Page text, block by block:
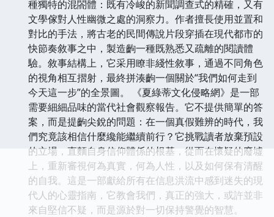
種獨特的混閤體：既有冷峻的新聞調查式的精確，又有
文學傢對人性幽微之處的洞察力。作者擅長使用並置和
對比的手法，將古老的民間傳說片段穿插在現代都市的
快節奏敘事之中，製造齣一種既熟悉又疏離的閱讀體
驗。敘事結構上，它采用瞭非綫性敘事，通過不同角色
的視角相互摺射，最終拼湊齣一個關於“我們如何走到
今天這一步”的全景圖。 《夏綠蒂文化侵略網》是一部
需要細細品味的當代社會觀察報告。它不提供簡單的答
案，而是提齣尖銳的問題：在一個真假難辨的時代，我
們究竟該相信什麼纔能繼續前行？它挑戰讀者放棄預設
的立場，直麵自身信仰體係的根基，從而在懷疑的廢墟
上，重新審視何為真實，何為人性，以及如何保有清醒
的自我。這是一部獻給所有在信息洪流中感到迷失的現
代人的心靈指南，它教會我們，真正的強大，或許並非
來自堅信不疑，而是源於對一切保持警覺的智慧。